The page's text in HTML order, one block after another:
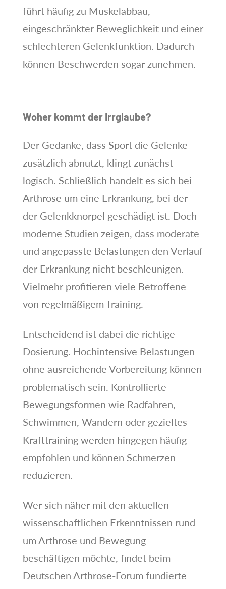
führt häufig zu Muskelabbau,
eingeschränkter Beweglichkeit und einer
schlechteren Gelenkfunktion. Dadurch
können Beschwerden sogar zunehmen.
Woher kommt der Irrglaube?
Der Gedanke, dass Sport die Gelenke
zusätzlich abnutzt, klingt zunächst
logisch. Schließlich handelt es sich bei
Arthrose um eine Erkrankung, bei der
der Gelenkknorpel geschädigt ist. Doch
moderne Studien zeigen, dass moderate
und angepasste Belastungen den Verlauf
der Erkrankung nicht beschleunigen.
Vielmehr profitieren viele Betroffene
von regelmäßigem Training.
Entscheidend ist dabei die richtige
Dosierung. Hochintensive Belastungen
ohne ausreichende Vorbereitung können
problematisch sein. Kontrollierte
Bewegungsformen wie Radfahren,
Schwimmen, Wandern oder gezieltes
Krafttraining werden hingegen häufig
empfohlen und können Schmerzen
reduzieren.
Wer sich näher mit den aktuellen
wissenschaftlichen Erkenntnissen rund
um Arthrose und Bewegung
beschäftigen möchte, findet beim
Deutschen Arthrose-Forum fundierte